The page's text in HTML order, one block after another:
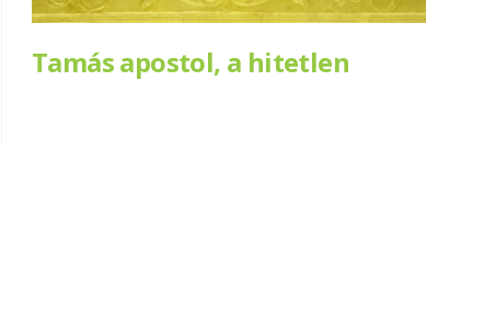
Tamás apostol, a hitetlen